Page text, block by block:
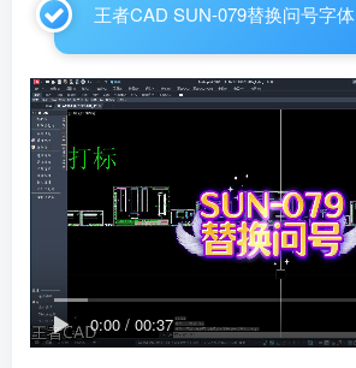
王者CAD SUN-079替换问号字体
0:00 / 00:37